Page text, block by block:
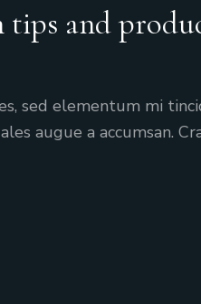
and
sed elementum mi
augue a accumsan.